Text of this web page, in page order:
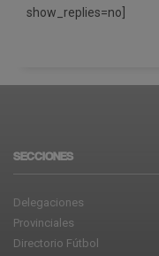
show_replies=no]
SECCIONES
Delegaciones
Provinciales
Directorio Fútbol